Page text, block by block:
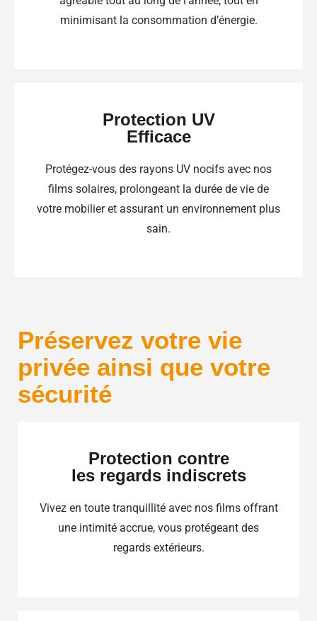
minimisant la consommation d’énergie.
Protection UV
Efficace
Protégez-vous des rayons UV nocifs avec nos
films solaires, prolongeant la durée de vie de
votre mobilier et assurant un environnement plus
sain.
Préservez votre vie
privée ainsi que votre
sécurité
Protection contre
les regards indiscrets
Vivez en toute tranquillité avec nos films offrant
une intimité accrue, vous protégeant des
regards extérieurs.